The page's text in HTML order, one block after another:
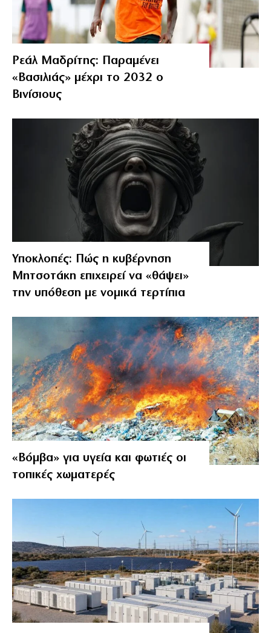
Ρεάλ Μαδρίτης: Παραμένει
«Βασιλιάς» μέχρι το 2032 ο
Βινίσιους
Υποκλοπές: Πώς η κυβέρνηση
Μητσοτάκη επιχειρεί να «θάψει»
την υπόθεση με νομικά τερτίπια
«Βόμβα» για υγεία και φωτιές οι
τοπικές χωματερές